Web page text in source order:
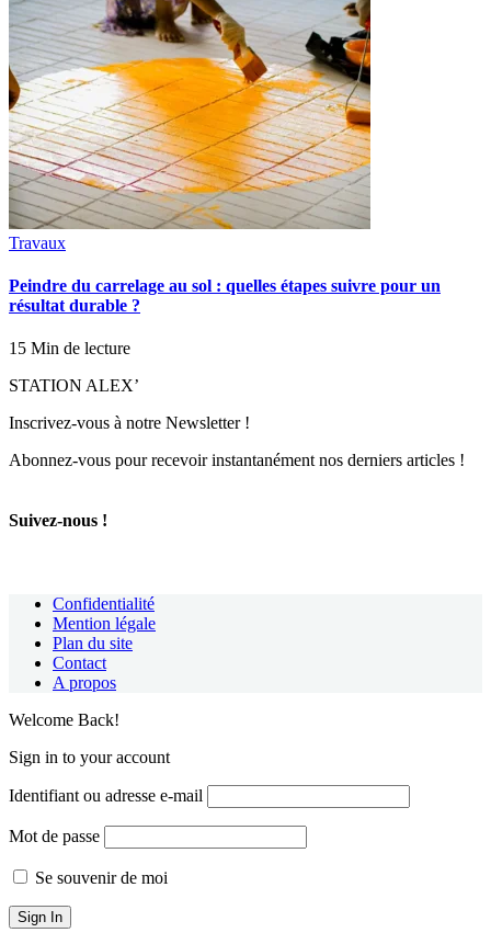
Travaux
Peindre du carrelage au sol : quelles étapes suivre pour un
résultat durable ?
15 Min de lecture
STATION ALEX’
Inscrivez-vous à notre Newsletter !
Abonnez-vous pour recevoir instantanément nos derniers articles !
Suivez-nous !
Confidentialité
Mention légale
Plan du site
Contact
A propos
Welcome Back!
Sign in to your account
Identifiant ou adresse e-mail
Mot de passe
Se souvenir de moi